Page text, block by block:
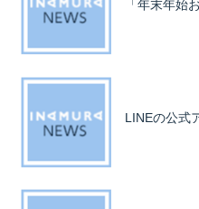
「年末年始
LINEの公式